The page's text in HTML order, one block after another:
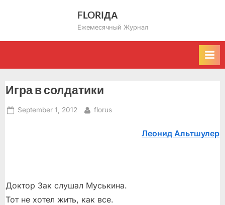
FLORIДА
Ежемесячный Журнал
Игра в солдатики
Posted
September 1, 2012 By
florus
Леонид Альтшулер
Доктор Зак слушал Муськина.
Тот не хотел жить, как все.